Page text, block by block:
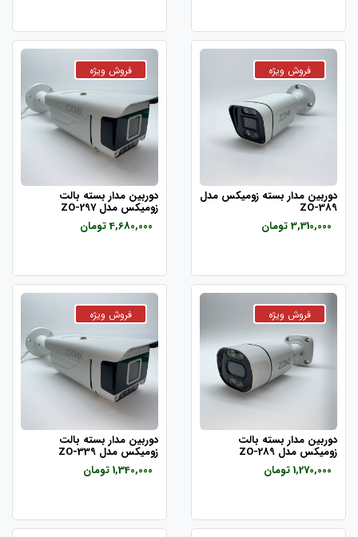
دوربین مدار بسته زومیکس مدل
ZO-389
3,310,000 تومان
دوربین مدار بسته بالت
زومیکس مدل ZO-297
4,680,000 تومان
دوربین مدار بسته بالت
زومیکس مدل ZO-289
1,270,000 تومان
دوربین مدار بسته بالت
زومیکس مدل ZO-339
1,340,000 تومان